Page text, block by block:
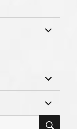
öffnen
öffnen
öffnen